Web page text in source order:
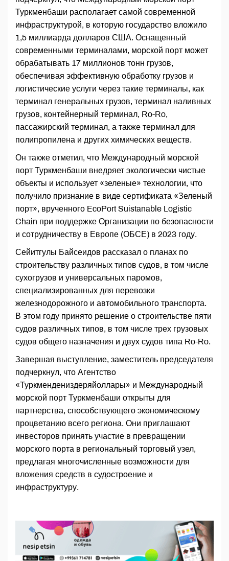
Туркменбаши располагает самой современной
инфраструктурой, в которую государство вложило
1,5 миллиарда долларов США. Оснащенный
современными терминалами, морской порт может
обрабатывать 17 миллионов тонн грузов,
обеспечивая эффективную обработку грузов и
логистические услуги через такие терминалы, как
терминал генеральных грузов, терминал наливных
грузов, контейнерный терминал, Ro-Ro,
пассажирский терминал, а также терминал для
полипропилена и других химических веществ.
Он также отметил, что Международный морской
порт Туркменбаши внедряет экологически чистые
объекты и использует «зеленые» технологии, что
получило признание в виде сертификата «Зеленый
порт», врученного EcoPort Suistanable Logistic
Chain при поддержке Организации по безопасности
и сотрудничеству в Европе (ОБСЕ) в 2023 году.
Сейитгулы Байсеидов рассказал о планах по
строительству различных типов судов, в том числе
сухогрузов и универсальных паромов,
специализированных для перевозки
железнодорожного и автомобильного транспорта.
В этом году принято решение о строительстве пяти
судов различных типов, в том числе трех грузовых
судов общего назначения и двух судов типа Ro-Ro.
Завершая выступление, заместитель председателя
подчеркнул, что Агентство
«Туркмендениздеряйоллары» и Международный
морской порт Туркменбаши открыты для
партнерства, способствующего экономическому
процветанию всего региона. Они приглашают
инвесторов принять участие в превращении
морского порта в региональный торговый узел,
предлагая многочисленные возможности для
вложения средств в судостроение и
инфраструктуру.